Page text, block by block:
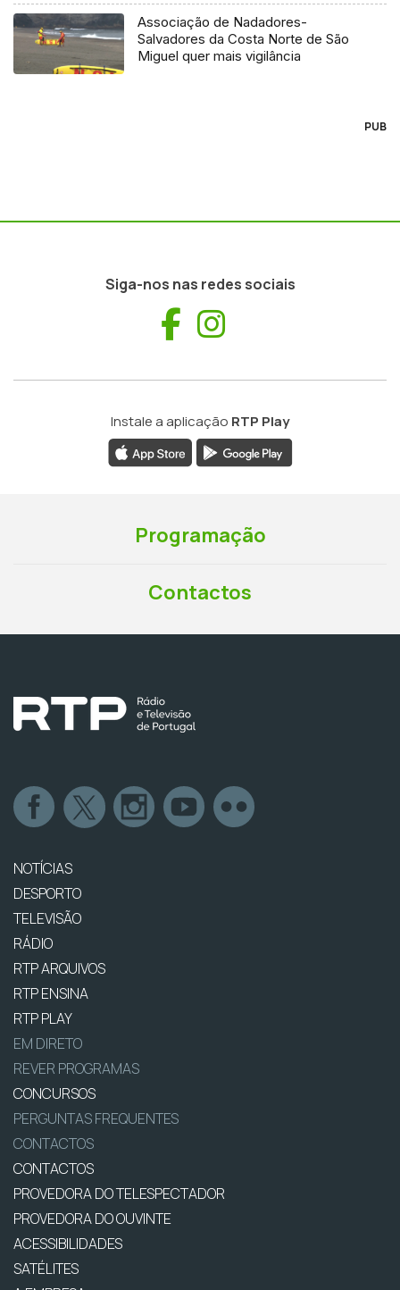
Associação de Nadadores-
Salvadores da Costa Norte de São
Miguel quer mais vigilância
PUB
Siga-nos nas redes sociais
Facebook
Instale a aplicação RTP Play
Programação
Contactos
NOTÍCIAS
DESPORTO
TELEVISÃO
RÁDIO
RTP ARQUIVOS
RTP ENSINA
RTP PLAY
EM DIRETO
REVER PROGRAMAS
CONCURSOS
PERGUNTAS FREQUENTES
CONTACTOS
CONTACTOS
PROVEDORA DO TELESPECTADOR
PROVEDORA DO OUVINTE
ACESSIBILIDADES
SATÉLITES